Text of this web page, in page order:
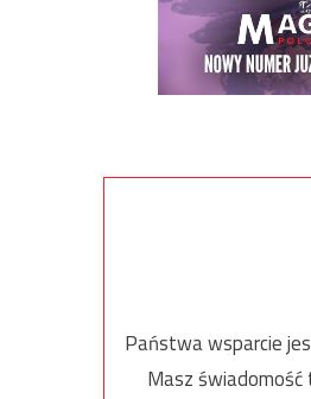
Państwa wsparcie
Masz